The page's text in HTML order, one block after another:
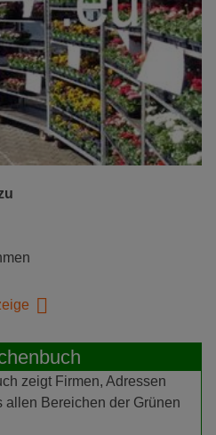
zeigt Firmen, Adressen
allen Bereichen der Grünen